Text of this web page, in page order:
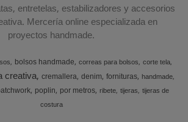
entretelas, estabilizadores y accesorios
Mercería online especializada en
proyectos handmade.
bolsos handmade correas para bolsos corte tela
creativa cremallera denim fornituras handmade
poplin por metros ribete tijeras tijeras de
costura